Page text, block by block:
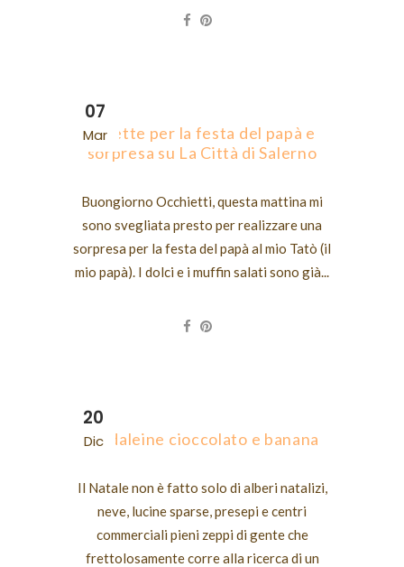
07
Mar
Ricette per la festa del papà e
sorpresa su La Città di Salerno
Buongiorno Occhietti, questa mattina mi
sono svegliata presto per realizzare una
sorpresa per la festa del papà al mio Tatò (il
mio papà). I dolci e i muffin salati sono già...
20
Dic
Madaleine cioccolato e banana
Il Natale non è fatto solo di alberi natalizi,
neve, lucine sparse, presepi e centri
commerciali pieni zeppi di gente che
frettolosamente corre alla ricerca di un